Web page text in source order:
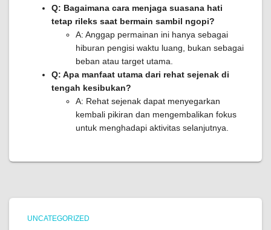
Q: Bagaimana cara menjaga suasana hati
tetap rileks saat bermain sambil ngopi?
A: Anggap permainan ini hanya sebagai
hiburan pengisi waktu luang, bukan sebagai
beban atau target utama.
Q: Apa manfaat utama dari rehat sejenak di
tengah kesibukan?
A: Rehat sejenak dapat menyegarkan
kembali pikiran dan mengembalikan fokus
untuk menghadapi aktivitas selanjutnya.
UNCATEGORIZED